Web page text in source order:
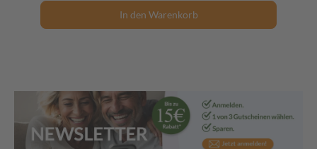
In den Warenkorb